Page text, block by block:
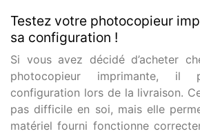
Testez votre photocopieur
sa configuration !
Si vous avez décidé d’acheter
photocopieur imprimante,
configuration lors de la livraison.
pas difficile en soi, mais elle
matériel fourni fonctionne